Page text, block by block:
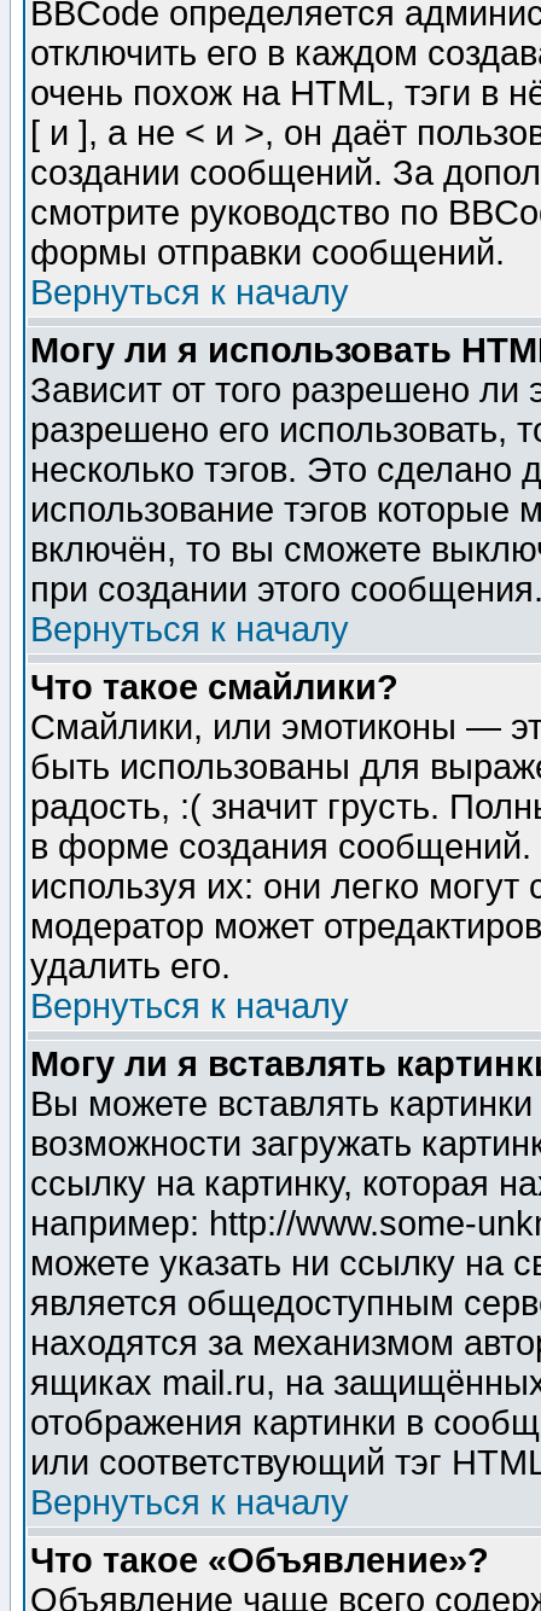
BBCode определяется
отключить его в каждом
очень похож на HTML, тэги в
[ и ], а не < и >, он даёт
создании сообщений. За
смотрите руководство по
формы отправки сообщений.
Вернуться к началу
Могу ли я использовать
Зависит от того разрешено
разрешено его использовать,
несколько тэгов. Это сделано
использование тэгов
включён, то вы сможете
при создании этого
Вернуться к началу
Что такое смайлики?
Смайлики, или эмотиконы —
быть использованы для
радость, :( значит грусть.
в форме создания сообщений.
используя их: они легко
модератор может
удалить его.
Вернуться к началу
Могу ли я вставлять
Вы можете вставлять
возможности загружать
ссылку на картинку, которая
например: http://www.some-
можете указать ни ссылку на
является общедоступным
находятся за механизмом
ящиках mail.ru, на
отображения картинки в
или соответствующий тэг
Вернуться к началу
Что такое «Объявление»?
Объявление чаще всего